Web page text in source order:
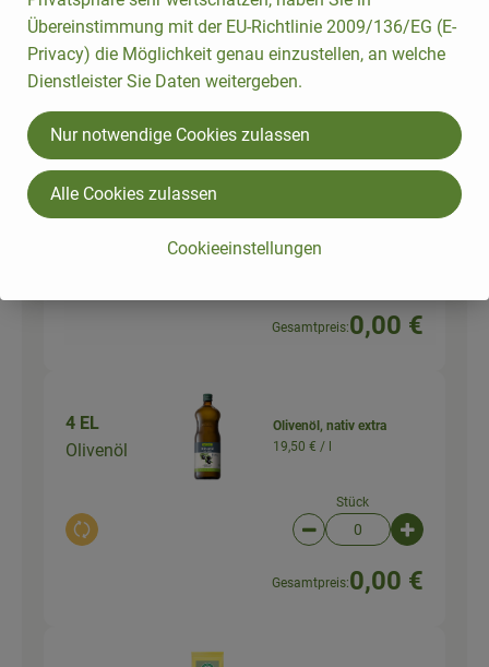
Du hast sicher:
1 Stk
Zwiebeln
Bundzwiebeln, deutsche
Gesamtpreis:0,00 €
4 EL
Olivenöl
Auswahl ändern
Olivenöl, nativ extra
19,50 € /
Stück
Artikelanzahl
Gesamtpreis:0,00 €
Übereinstimmung mit der EU-Richtlinie 2009/136/EG (E-
Privacy) die Möglichkeit genau einzustellen, an welche
Dienstleister Sie Daten weitergeben.
Cookieeinstellungen
Nur notwendige Cookies zulassen
Alle Cookies zulassen